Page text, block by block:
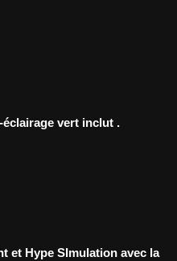
vert inclut .
et Hype SImulation avec la